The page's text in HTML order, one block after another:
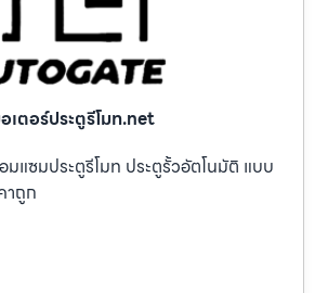
เตอร์ประตูรีโมท.net
แซมประตูรีโมท ประตูรั้วอัตโนมัติ แบบ
าถูก